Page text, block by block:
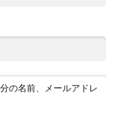
の名前、メールアドレ